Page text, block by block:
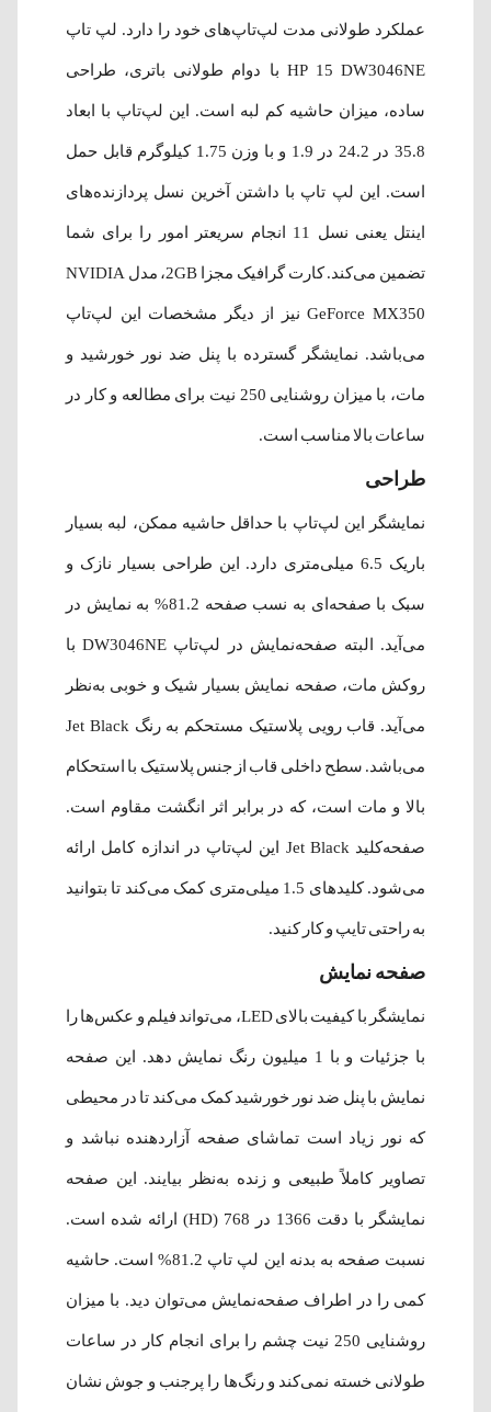
عملکرد طولانی مدت لپ‌تاپ‌های خود را دارد. لپ تاپ
HP 15 DW3046NE با دوام طولانی باتری، طراحی
ساده، میزان حاشیه کم لبه است. این لپ‌تاپ با ابعاد
35.8 در 24.2 در 1.9 و با وزن 1.75 کیلوگرم قابل حمل
است. این لپ تاپ با داشتن آخرین نسل پردازنده‌های
اینتل یعنی نسل 11 انجام سریعتر امور را برای شما
تضمین می‌کند. کارت گرافیک مجزا 2GB، مدل NVIDIA
GeForce MX350 نیز از دیگر مشخصات این لپ‌تاپ
می‌باشد. نمایشگر گسترده با پنل ضد نور خورشید و
مات، با میزان روشنایی 250 نیت برای مطالعه و کار در
ساعات بالا مناسب است.
طراحی
نمایشگر این لپ‌تاپ با حداقل حاشیه ممکن، لبه بسیار
باریک 6.5 میلی‌متری دارد. این طراحی بسیار نازک و
سبک با صفحه‌ای به نسب صفحه 81.2% به نمایش در
می‌آید. البته صفحه‌نمایش در لپ‌تاپ DW3046NE با
روکش مات، صفحه نمایش بسیار شیک و خوبی به‌نظر
می‌آید. قاب رویی پلاستیک مستحکم به رنگ Jet Black
می‌باشد. سطح داخلی قاب از جنس پلاستیک با استحکام
بالا و مات است، که در برابر اثر انگشت مقاوم است.
صفحه‌کلید Jet Black این لپ‌تاپ در اندازه کامل ارائه
می‌شود. کلید‌های 1.5 میلی‌متری کمک می‌کند تا بتوانید
به راحتی تایپ و کار کنید.
صفحه نمایش
نمایشگر با کیفیت بالای LED، می‌تواند فیلم و عکس‌ها را
با جزئیات و با 1 میلیون رنگ نمایش دهد. این صفحه
نمایش با پنل ضد نور خورشید کمک می‌کند تا در محیطی
که نور زیاد است تماشای صفحه آزاردهنده نباشد و
تصاویر کاملاً طبیعی و زنده به‌نظر بیایند. این صفحه
نمایشگر با دقت 1366 در 768 (HD) ارائه شده است.
نسبت صفحه به بدنه این لپ تاپ 81.2% است. حاشیه
کمی را در اطراف صفحه‌نمایش می‌توان دید. با میزان
روشنایی 250 نیت چشم را برای انجام کار در ساعات
طولانی خسته نمی‌کند و رنگ‌ها را پرجنب و جوش نشان